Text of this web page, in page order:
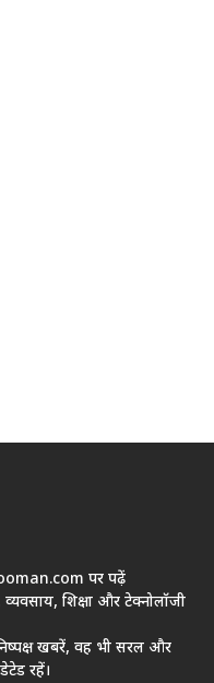
पर पढ़ें
व्यवसाय, शिक्षा और टेक्नोलॉजी
खबरें, वह भी सरल और
रहें।